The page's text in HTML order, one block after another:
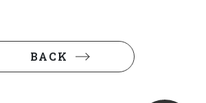
BACK